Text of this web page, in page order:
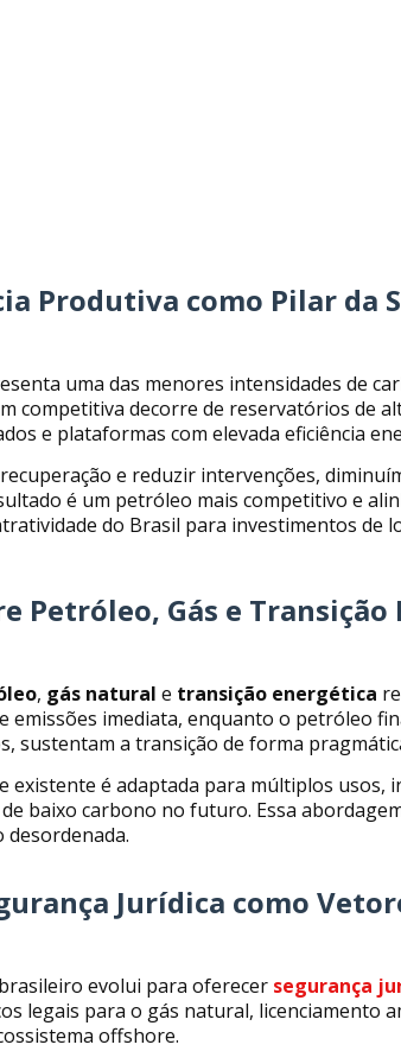
Produtiva como Pilar da
uma das menores intensidades de
competitiva decorre de reservatórios de
e plataformas com elevada eficiência
e reduzir intervenções,
é um petróleo mais competitivo e
do Brasil para investimentos de
Petróleo, Gás e Transição
, gás natural e transição energética
emissões imediata, enquanto o petróleo
sustentam a transição de forma
é adaptada para múltiplos usos,
baixo carbono no futuro. Essa
desordenada.
Jurídica como
evolui para oferecer segurança
legais para o gás natural, licenciamento
offshore.